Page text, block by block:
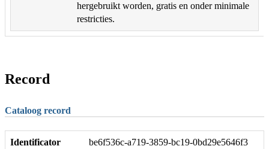
hergebruikt worden, gratis en onder minimale
restricties.
Record
Cataloog record
Identificator be6f536c-a719-3859-bc19-0bd29e5646f3